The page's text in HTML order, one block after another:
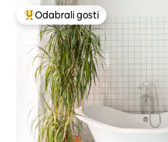
Među najviše rangiranima s
Odabrali gosti